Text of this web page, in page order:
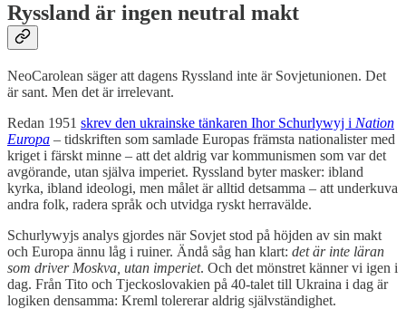
Ryssland är ingen neutral makt
NeoCarolean säger att dagens Ryssland inte är Sovjetunionen. Det
är sant. Men det är irrelevant.
Redan 1951 skrev den ukrainske tänkaren Ihor Schurlywyj i Nation
Europa – tidskriften som samlade Europas främsta nationalister med
kriget i färskt minne – att det aldrig var kommunismen som var det
avgörande, utan själva imperiet. Ryssland byter masker: ibland
kyrka, ibland ideologi, men målet är alltid detsamma – att underkuva
andra folk, radera språk och utvidga ryskt herravälde.
Schurlywyjs analys gjordes när Sovjet stod på höjden av sin makt
och Europa ännu låg i ruiner. Ändå såg han klart: det är inte läran
som driver Moskva, utan imperiet. Och det mönstret känner vi igen i
dag. Från Tito och Tjeckoslovakien på 40-talet till Ukraina i dag är
logiken densamma: Kreml tolererar aldrig självständighet.